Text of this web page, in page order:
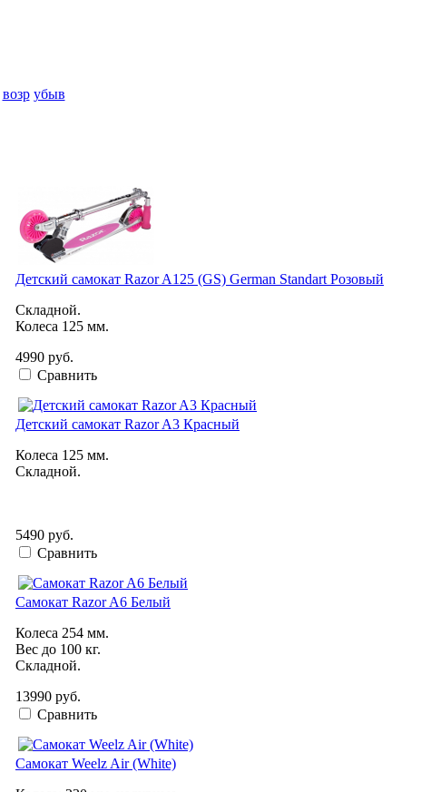
возр убыв
Детский самокат Razor A125 (GS) German Standart Розовый
Складной.
Колеса 125 мм.
4990 руб.
Сравнить
Детский самокат Razor A3 Красный
Колеса 125 мм.
Складной.
5490 руб.
Сравнить
Самокат Razor A6 Белый
Колеса 254 мм.
Вес до 100 кг.
Складной.
13990 руб.
Сравнить
Самокат Weelz Air (White)